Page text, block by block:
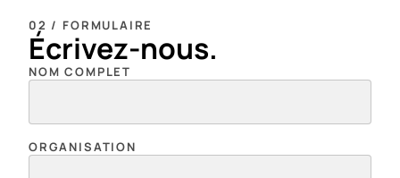
02 / FORMULAIRE
Écrivez-nous.
NOM COMPLET
ORGANISATION